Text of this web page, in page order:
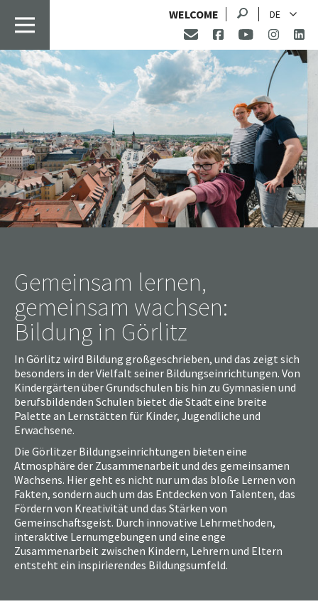
WELCOME SucheDE
Gemeinsam lernen,
gemeinsam wachsen:
Bildung in Görlitz
In Görlitz wird Bildung großgeschrieben, und das zeigt sich
besonders in der Vielfalt seiner Bildungseinrichtungen. Von
Kindergärten über Grundschulen bis hin zu Gymnasien und
berufsbildenden Schulen bietet die Stadt eine breite
Palette an Lernstätten für Kinder, Jugendliche und
Erwachsene.
Die Görlitzer Bildungseinrichtungen bieten eine
Atmosphäre der Zusammenarbeit und des gemeinsamen
Wachsens. Hier geht es nicht nur um das bloße Lernen von
Fakten, sondern auch um das Entdecken von Talenten, das
Fördern von Kreativität und das Stärken von
Gemeinschaftsgeist. Durch innovative Lehrmethoden,
interaktive Lernumgebungen und eine enge
Zusammenarbeit zwischen Kindern, Lehrern und Eltern
entsteht ein inspirierendes Bildungsumfeld.